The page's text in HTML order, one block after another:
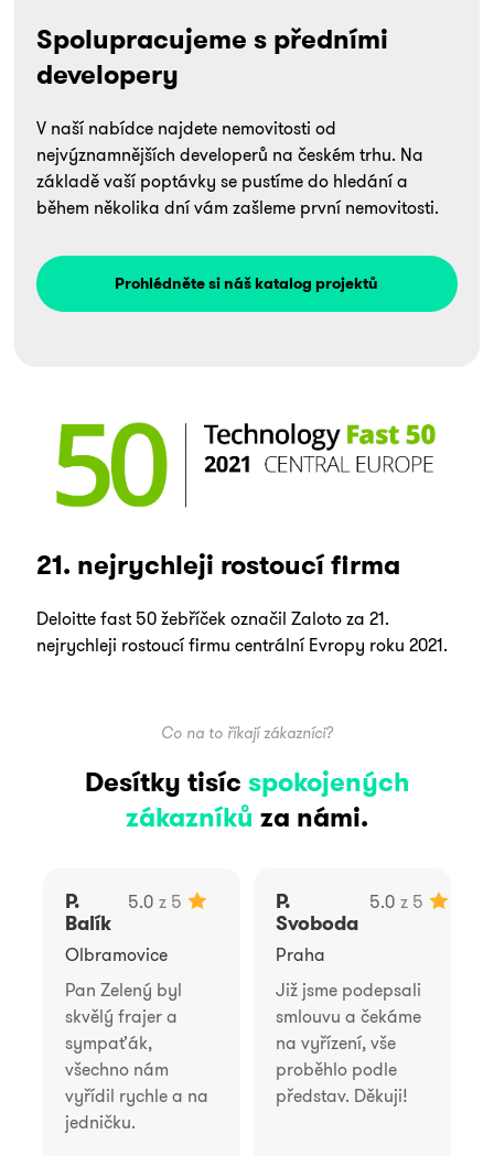
Spolupracujeme s předními
developery
V naší nabídce najdete nemovitosti od
nejvýznamnějších developerů na českém trhu. Na
základě vaší poptávky se pustíme do hledání a
během několika dní vám zašleme první nemovitosti.
Prohlédněte si náš katalog projektů
21. nejrychleji rostoucí firma
Deloitte fast 50 žebříček označil Zaloto za 21.
nejrychleji rostoucí firmu centrální Evropy roku 2021.
Co na to říkají zákazníci?
Desítky tisíc spokojených
zákazníků za námi.
5.0 z 5
P.
Balík
Olbramovice
Pan Zelený byl
skvělý frajer a
sympaťák,
všechno nám
vyřídil rychle a na
jedničku.
5.0 z 5
P.
Svoboda
Praha
Již jsme podepsali
smlouvu a čekáme
na vyřízení, vše
proběhlo podle
představ. Děkuji!